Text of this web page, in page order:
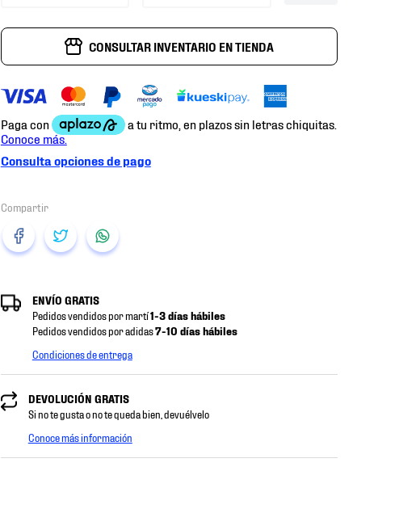
CONSULTAR INVENTARIO EN TIENDA
Consulta opciones de pago
ENVÍO GRATIS
Pedidos vendidos por martí1-3 días hábiles
Pedidos vendidos por adidas7-10 días hábiles
Condiciones de entrega
DEVOLUCIÓN GRATIS
Si no te gusta o no te queda bien, devuélvelo
Conoce más información